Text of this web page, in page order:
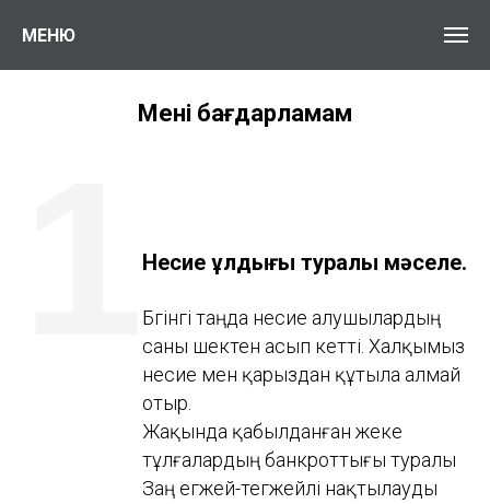
МЕНЮ
Менің бағдарламам
Несие құлдығы туралы мәселе.
Бүгінгі таңда несие алушылардың
саны шектен асып кетті. Халқымыз
несие мен қарыздан құтыла алмай
отыр.
Жақында қабылданған жеке
тұлғалардың банкроттығы туралы
Заң егжей-тегжейлі нақтылауды